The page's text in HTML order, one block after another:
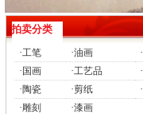
拍卖分类
·工笔 ·油画 ·
· 国画 ·工艺品 ·
·陶瓷 ·剪纸 ·
·雕刻 ·漆画